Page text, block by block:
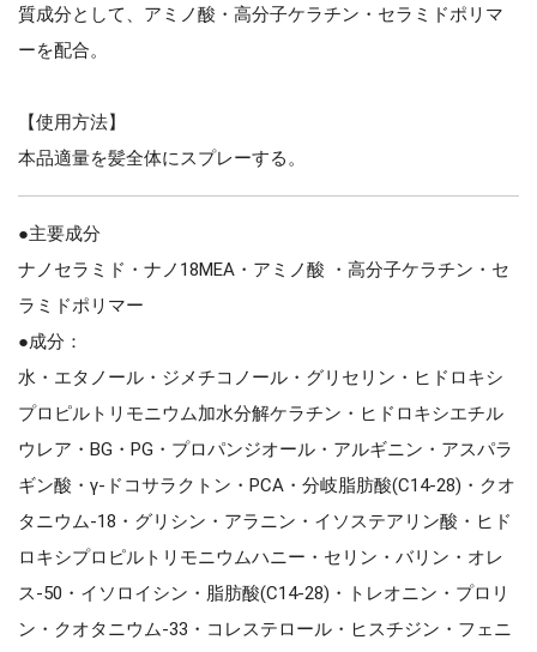
質成分として、アミノ酸・高分子ケラチン・セラミドポリマ
ーを配合。
【使用方法】
本品適量を髪全体にスプレーする。
●主要成分
ナノセラミド・ナノ18MEA・アミノ酸 ・高分子ケラチン・セ
ラミドポリマー
●成分：
水・エタノール・ジメチコノール・グリセリン・ヒドロキシ
プロピルトリモニウム加水分解ケラチン・ヒドロキシエチル
ウレア・BG・PG・プロパンジオール・アルギニン・アスパラ
ギン酸・γ-ドコサラクトン・PCA・分岐脂肪酸(C14-28)・クオ
タニウム-18・グリシン・アラニン・イソステアリン酸・ヒド
ロキシプロピルトリモニウムハニー・セリン・バリン・オレ
ス-50・イソロイシン・脂肪酸(C14-28)・トレオニン・プロリ
ン・クオタニウム-33・コレステロール・ヒスチジン・フェニ